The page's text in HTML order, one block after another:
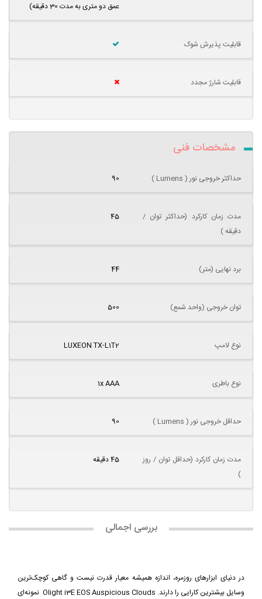
عمق دو متری به مدت 30 دقیقه)
قابلیت پذیرش شوک
قابلیت شارژ مجدد
مشخصات فنی
حداکثر خروجی نور ( Lumens ) 90
مدت زمان کارکرد (حداکثر توان /
دقیقه )
45
برد نهایی (متر) 44
توان خروجی (واحد شمع) 500
نوع لامپ LUXEON TX-L1T2
نوع باطری 1x AAA
حداقل خروجی نور ( Lumens ) 90
مدت زمان کارکرد (حداقل توان / روز
)
45 دقیقه
بررسی اجمالی
در دنیای ابزارهای روزمره، اندازه همیشه معیار قدرت نیست و گاهی کوچک‌ترین
وسایل بیشترین کارایی را دارند. Olight i3E EOS Auspicious Clouds نمونه‌ای